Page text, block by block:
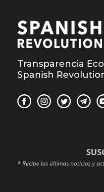
Transparencia
Spanish
* Recibe las últimas noticias y